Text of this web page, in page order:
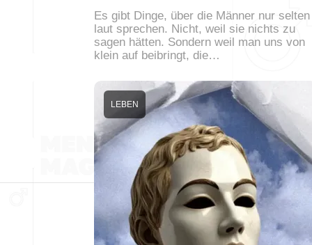
Es gibt Dinge, über die Männer nur selten
laut sprechen. Nicht, weil sie nichts zu
sagen hätten. Sondern weil man uns von
klein auf beibringt, die…
LEBEN